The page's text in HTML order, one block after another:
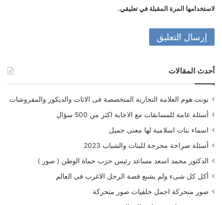
لاستخدامها المرة المقبلة في تعليقي.
أحدث المقالات
بونت هوم العلامة التجارية المتخصصة فى الاثاث والديكور والمفروشات
أسئلة عامة للمسابقات مع الاجابة اكثر من 500 سؤال
اسماء بنات اسلامية لها معنى جميل
أسئلة صراحة محرجة للبنات والشباب 2023
الدكتور محمد اسعد مساعد رئيس حزب حماة الوطن ( صور )
أكل كل شىء ولم يشبع قصة الرجل الاغرب فى العالم
صور متحركة اجمل خلفيات صور متحركة